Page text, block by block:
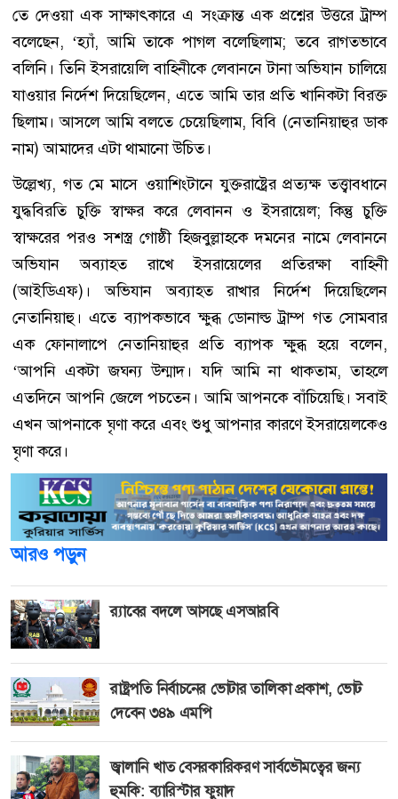
তে দেওয়া এক সাক্ষাৎকারে এ সংক্রান্ত এক প্রশ্নের উত্তরে ট্রাম্প
বলেছেন, ‘হ্যাঁ, আমি তাকে পাগল বলেছিলাম; তবে রাগতভাবে
বলিনি। তিনি ইসরায়েলি বাহিনীকে লেবাননে টানা অভিযান চালিয়ে
যাওয়ার নির্দেশ দিয়েছিলেন, এতে আমি তার প্রতি খানিকটা বিরক্ত
ছিলাম। আসলে আমি বলতে চেয়েছিলাম, বিবি (নেতানিয়াহুর ডাক
নাম) আমাদের এটা থামানো উচিত।
উল্লেখ্য, গত মে মাসে ওয়াশিংটানে যুক্তরাষ্ট্রের প্রত্যক্ষ তত্ত্বাবধানে
যুদ্ধবিরতি চুক্তি স্বাক্ষর করে লেবানন ও ইসরায়েল; কিন্তু চুক্তি
স্বাক্ষরের পরও সশস্ত্র গোষ্ঠী হিজবুল্লাহকে দমনের নামে লেবাননে
অভিযান অব্যাহত রাখে ইসরায়েলের প্রতিরক্ষা বাহিনী
(আইডিএফ)। অভিযান অব্যাহত রাখার নির্দেশ দিয়েছিলেন
নেতানিয়াহু। এতে ব্যাপকভাবে ক্ষুব্ধ ডোনাল্ড ট্রাম্প গত সোমবার
এক ফোনালাপে নেতানিয়াহুর প্রতি ব্যাপক ক্ষুব্ধ হয়ে বলেন,
‘আপনি একটা জঘন্য উন্মাদ। যদি আমি না থাকতাম, তাহলে
এতদিনে আপনি জেলে পচতেন। আমি আপনকে বাঁচিয়েছি। সবাই
এখন আপনাকে ঘৃণা করে এবং শুধু আপনার কারণে ইসরায়েলকেও
ঘৃণা করে।
আরও পড়ুন
র‍্যাবের বদলে আসছে এসআরবি
রাষ্ট্রপতি নির্বাচনের ভোটার তালিকা প্রকাশ, ভোট
দেবেন ৩৪৯ এমপি
জ্বালানি খাত বেসরকারিকরণ সার্বভৌমত্বের জন্য
হুমকি: ব্যারিস্টার ফুয়াদ